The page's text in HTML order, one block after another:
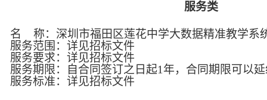
服务类
名 称： 深圳市福田区莲花中学大数据精准教学系
服务范围：详见招标文件
服务要求：详见招标文件
服务期限：自合同签订之日起1年，合同期限可以
服务标准：详见招标文件